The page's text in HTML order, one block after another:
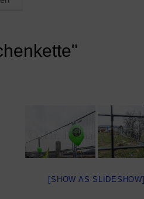
[SHOW AS SLIDESHOW]